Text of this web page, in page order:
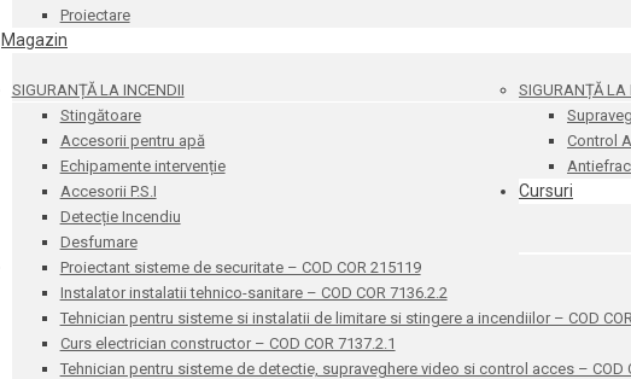
Proiectare
Magazin
SIGURANȚĂ LA INCENDII
Stingătoare
Accesorii pentru apă
Echipamente intervenție
Accesorii P.S.I
Detecție Incendiu
Desfumare
SIGURANȚĂ LA
Control
Cursuri
Proiectant sisteme de securitate – COD COR 215119
Instalator instalatii tehnico-sanitare – COD COR 7136.2.2
Tehnician pentru sisteme si instalatii de limitare si stingere a incendiilor – COD
Curs electrician constructor – COD COR 7137.2.1
Tehnician pentru sisteme de detectie, supraveghere video si control acces – COD